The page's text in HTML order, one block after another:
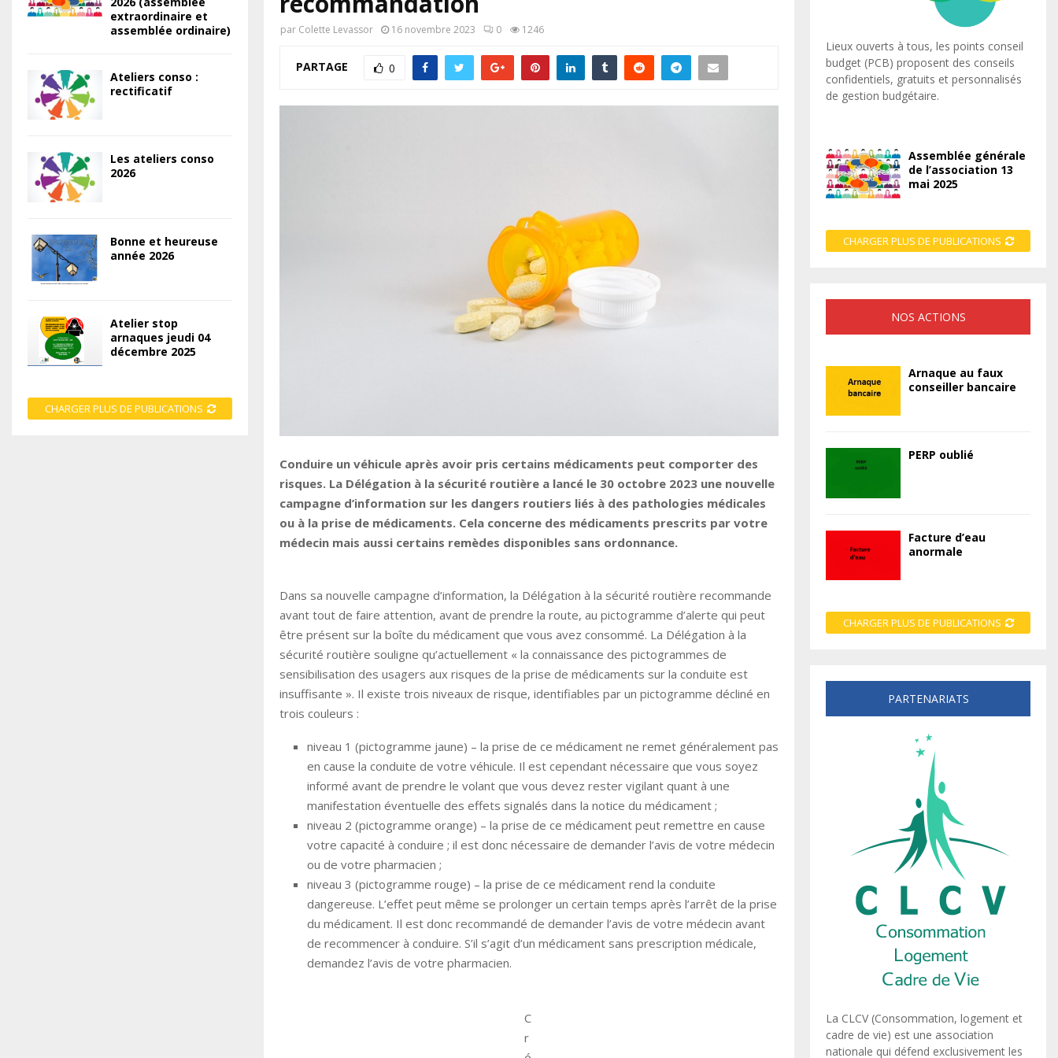
par Colette Levassor 16 novembre 2023 0 1246
PARTAGE 0
Conduire un véhicule après avoir pris certains médicaments peut comporter des
risques. La Délégation à la sécurité routière a lancé le 30 octobre 2023 une nouvelle
campagne d’information sur les dangers routiers liés à des pathologies médicales
ou à la prise de médicaments. Cela concerne des médicaments prescrits par votre
médecin mais aussi certains remèdes disponibles sans ordonnance.
Dans sa nouvelle campagne d’information, la Délégation à la sécurité routière recommande
avant tout de faire attention, avant de prendre la route, au pictogramme d’alerte qui peut
être présent sur la boîte du médicament que vous avez consommé. La Délégation à la
sécurité routière souligne qu’actuellement « la connaissance des pictogrammes de
sensibilisation des usagers aux risques de la prise de médicaments sur la conduite est
insuffisante ». Il existe trois niveaux de risque, identifiables par un pictogramme décliné en
trois couleurs :
niveau 1 (pictogramme jaune) –­ la prise de ce médicament ne remet généralement pas
en cause la conduite de votre véhicule. Il est cependant nécessaire que vous soyez
informé avant de prendre le volant que vous devez rester vigilant quant à une
manifestation éventuelle des effets signalés dans la notice du médicament ;
niveau 2 (pictogramme orange) – la prise de ce médicament peut remettre en cause
votre capacité à conduire ; il est donc nécessaire de demander l’avis de votre médecin
ou de votre pharmacien ;
niveau 3 (pictogramme rouge) – la prise de ce médicament rend la conduite
dangereuse. L’effet peut même se prolonger un certain temps après l’arrêt de la prise
du médicament. Il est donc recommandé de demander l’avis de votre médecin avant
de recommencer à conduire. S’il s’agit d’un médicament sans prescription médicale,
demandez l’avis de votre pharmacien.
C
r
extraordinaire et
assemblée ordinaire)
Ateliers conso :
rectificatif
Les ateliers conso
2026
Bonne et heureuse
année 2026
Atelier stop
arnaques jeudi 04
décembre 2025
CHARGER PLUS DE PUBLICATIONS
Lieux ouverts à tous, les points conseil
budget (PCB) proposent des conseils
confidentiels, gratuits et personnalisés
de gestion budgétaire.
Assemblée générale
de l’association 13
mai 2025
CHARGER PLUS DE PUBLICATIONS
NOS ACTIONS
Arnaque au faux
conseiller bancaire
PERP oublié
Facture d’eau
anormale
CHARGER PLUS DE PUBLICATIONS
PARTENARIATS
La CLCV (Consommation, logement et
cadre de vie) est une association
nationale qui défend exclusivement les